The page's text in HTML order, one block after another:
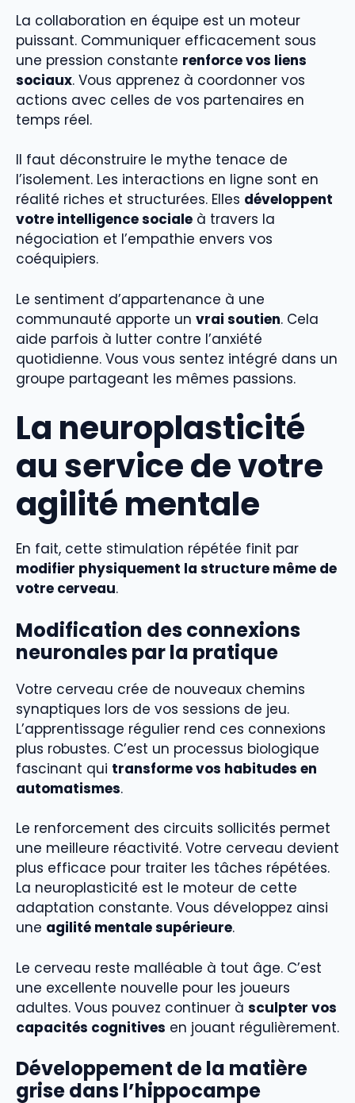
La collaboration en équipe est un moteur
puissant. Communiquer efficacement sous
une pression constante renforce vos liens
sociaux. Vous apprenez à coordonner vos
actions avec celles de vos partenaires en
temps réel.
Il faut déconstruire le mythe tenace de
l’isolement. Les interactions en ligne sont en
réalité riches et structurées. Elles développent
votre intelligence sociale à travers la
négociation et l’empathie envers vos
coéquipiers.
Le sentiment d’appartenance à une
communauté apporte un vrai soutien. Cela
aide parfois à lutter contre l’anxiété
quotidienne. Vous vous sentez intégré dans un
groupe partageant les mêmes passions.
La neuroplasticité
au service de votre
agilité mentale
En fait, cette stimulation répétée finit par
modifier physiquement la structure même de
votre cerveau.
Modification des connexions
neuronales par la pratique
Votre cerveau crée de nouveaux chemins
synaptiques lors de vos sessions de jeu.
L’apprentissage régulier rend ces connexions
plus robustes. C’est un processus biologique
fascinant qui transforme vos habitudes en
automatismes.
Le renforcement des circuits sollicités permet
une meilleure réactivité. Votre cerveau devient
plus efficace pour traiter les tâches répétées.
La neuroplasticité est le moteur de cette
adaptation constante. Vous développez ainsi
une agilité mentale supérieure.
Le cerveau reste malléable à tout âge. C’est
une excellente nouvelle pour les joueurs
adultes. Vous pouvez continuer à sculpter vos
capacités cognitives en jouant régulièrement.
Développement de la matière
grise dans l’hippocampe